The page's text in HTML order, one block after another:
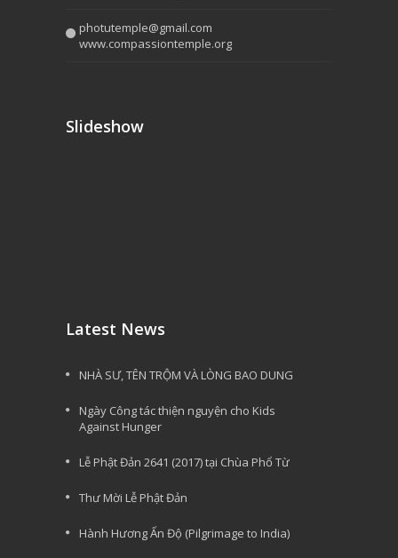
photutemple@gmail.com
www.compassiontemple.org
Slideshow
Latest News
NHÀ SƯ, TÊN TRỘM VÀ LÒNG BAO DUNG
Ngày Công tác thiện nguyện cho Kids
Against Hunger
Lễ Phật Đản 2641 (2017) tại Chùa Phổ Từ
Thư Mời Lễ Phật Đản
Hành Hương Ấn Độ (Pilgrimage to India)